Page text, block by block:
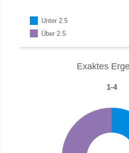
Unter 2.5
Über 2.5
Exaktes
1-4